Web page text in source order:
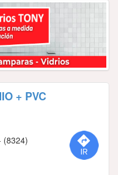
+ PVC
(8324)